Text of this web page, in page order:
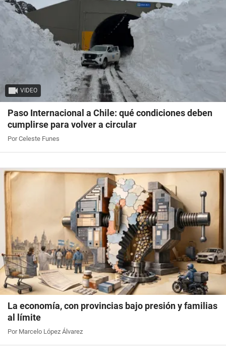
VIDEO
Paso Internacional a Chile: qué condiciones deben
cumplirse para volver a circular
Por Celeste Funes
La economía, con provincias bajo presión y familias
al límite
Por Marcelo López Álvarez